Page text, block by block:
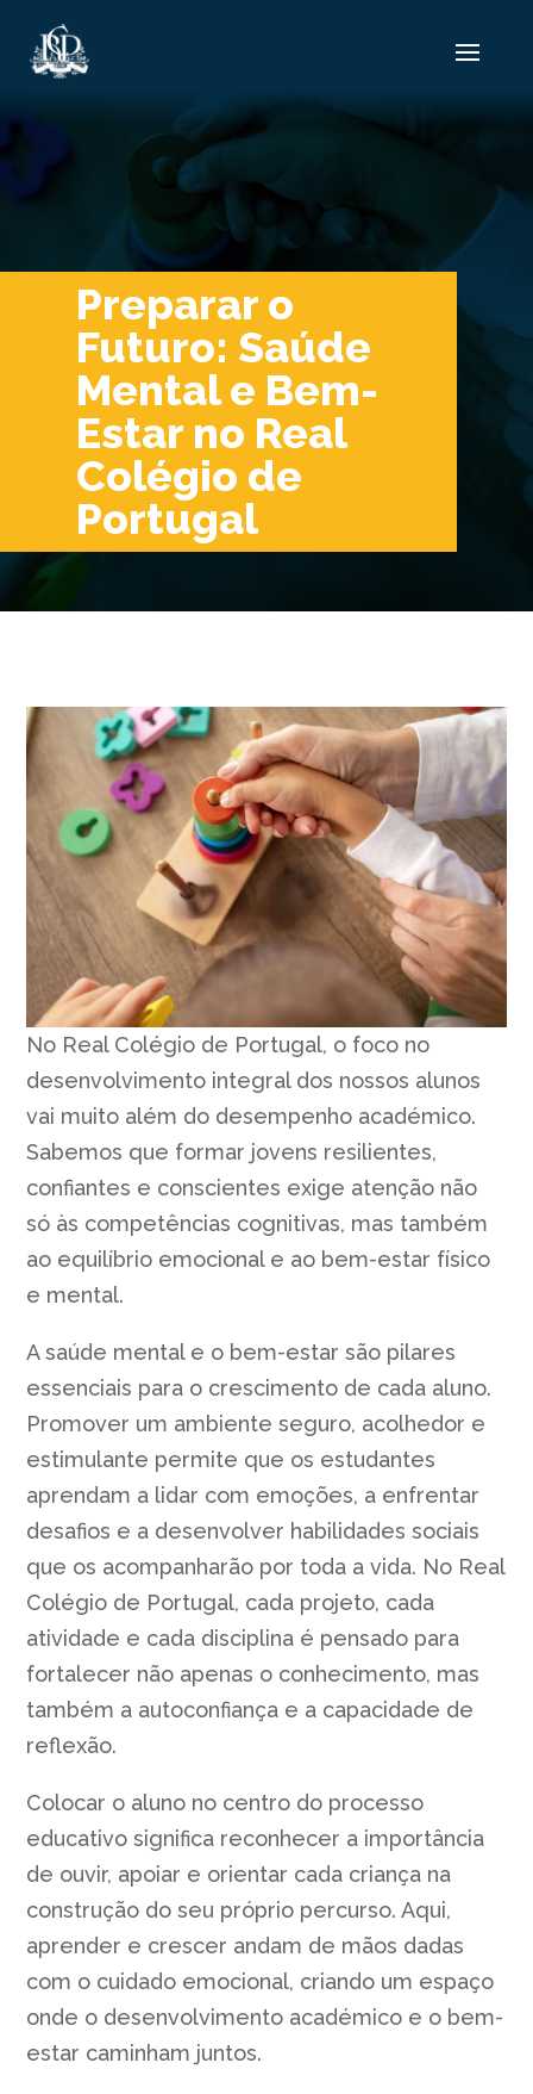
Preparar o
Futuro: Saúde
Mental e Bem-
Estar no Real
Colégio de
Portugal
No Real Colégio de Portugal, o foco no
desenvolvimento integral dos nossos alunos
vai muito além do desempenho académico.
Sabemos que formar jovens resilientes,
confiantes e conscientes exige atenção não
só às competências cognitivas, mas também
ao equilíbrio emocional e ao bem-estar físico
e mental.
A saúde mental e o bem-estar são pilares
essenciais para o crescimento de cada aluno.
Promover um ambiente seguro, acolhedor e
estimulante permite que os estudantes
aprendam a lidar com emoções, a enfrentar
desafios e a desenvolver habilidades sociais
que os acompanharão por toda a vida. No Real
Colégio de Portugal, cada projeto, cada
atividade e cada disciplina é pensado para
fortalecer não apenas o conhecimento, mas
também a autoconfiança e a capacidade de
reflexão.
Colocar o aluno no centro do processo
educativo significa reconhecer a importância
de ouvir, apoiar e orientar cada criança na
construção do seu próprio percurso. Aqui,
aprender e crescer andam de mãos dadas
com o cuidado emocional, criando um espaço
onde o desenvolvimento académico e o bem-
estar caminham juntos.